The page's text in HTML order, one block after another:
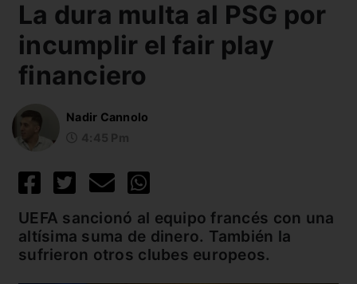
La dura multa al PSG por
incumplir el fair play
financiero
Nadir Cannolo
UEFA sancionó al equipo francés con una
altísima suma de dinero. También la
sufrieron otros clubes europeos.